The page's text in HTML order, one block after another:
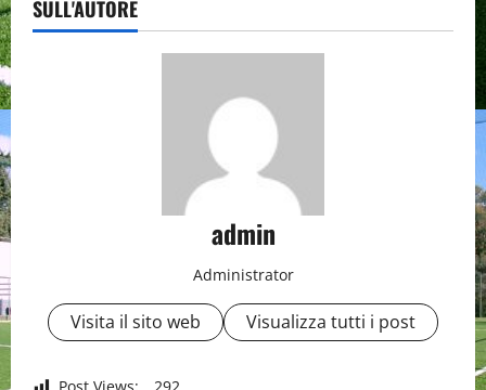
SULL'AUTORE
admin
Administrator
Visita il sito web Visualizza tutti i post